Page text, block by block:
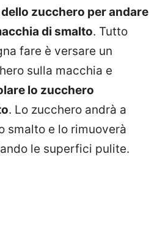
zucchero per andare
di smalto. Tutto
fare è versare un
sulla macchia e
lo zucchero
. Lo zucchero andrà a
smalto e lo rimuoverà
le superfici pulite.